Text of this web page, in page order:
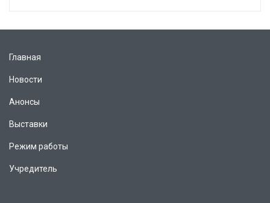
Главная
Новости
Анонсы
Выставки
Режим работы
Учредитель